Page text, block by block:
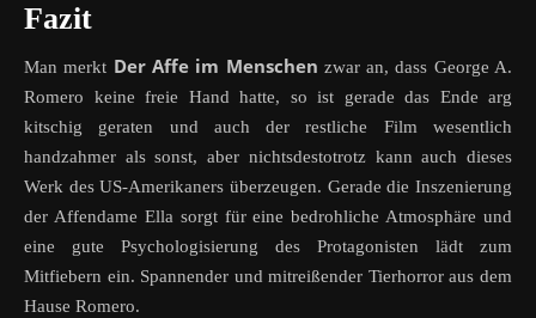
Fazit
Man merkt Der Affe im Menschen zwar an, dass George A.
Romero keine freie Hand hatte, so ist gerade das Ende arg
kitschig geraten und auch der restliche Film wesentlich
handzahmer als sonst, aber nichtsdestotrotz kann auch dieses
Werk des US-Amerikaners überzeugen. Gerade die Inszenierung
der Affendame Ella sorgt für eine bedrohliche Atmosphäre und
eine gute Psychologisierung des Protagonisten lädt zum
Mitfiebern ein. Spannender und mitreißender Tierhorror aus dem
Hause Romero.